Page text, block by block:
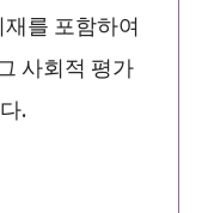
를 포함하여
사회적 평가
.